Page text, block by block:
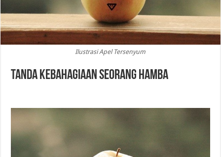
Ilustrasi Apel Tersenyum
Tanda Kebahagiaan Seorang Hamba